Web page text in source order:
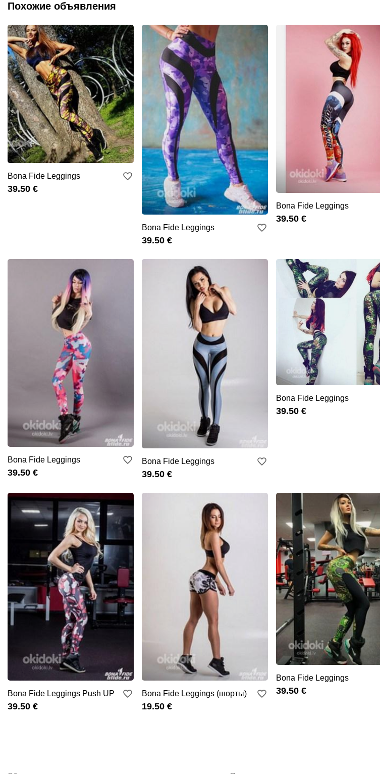
Похожие объявления
Bona Fide Leggings
39.50 €
Bona Fide Leggings
39.50 €
Bona Fide Leggings
39.50 €
Bona Fide Leggings
39.50 €
Bona Fide Leggings
39.50 €
Bona Fide Leggings
39.50 €
Bona Fide Leggings Push UP
39.50 €
Bona Fide Leggings (шорты)
19.50 €
Bona Fide Leggings
39.50 €